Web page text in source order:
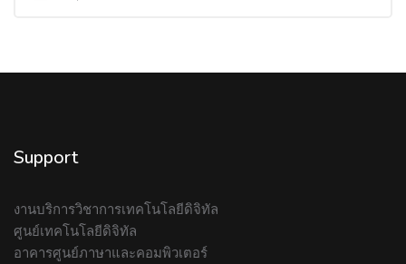
Support
งานบริการวิชาการเทคโนโลยีดิจิทัล
ศูนย์เทคโนโลยีดิจิทัล
อาคารศูนย์ภาษาและคอมพิวเตอร์